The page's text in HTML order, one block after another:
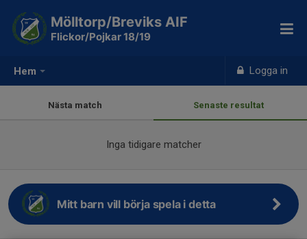
Hem Logga in
Mölltorp/Breviks AIF
Flickor/Pojkar 18/19
Nästa match Senaste resultat
Inga tidigare matcher
Mitt barn vill börja spela i detta